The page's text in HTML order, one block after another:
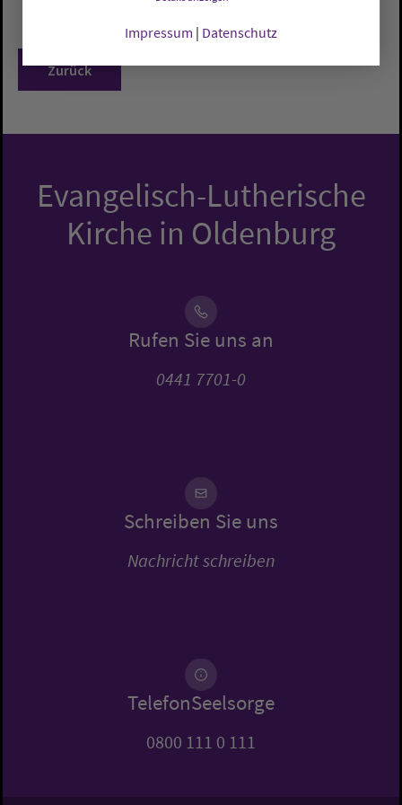
Zurück
Evangelisch-Lutherische
Kirche in Oldenburg
Rufen Sie uns an
0441 7701-0
Schreiben Sie uns
Nachricht schreiben
TelefonSeelsorge
0800 111 0 111
Impressum | Datenschutz